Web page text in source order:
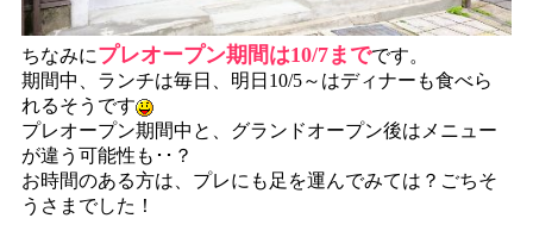
ちなみにプレオープン期間は10/7までです。
期間中、ランチは毎日、明日10/5～はディナーも食べら
れるそうです
プレオープン期間中と、グランドオープン後はメニュー
が違う可能性も･･？
お時間のある方は、プレにも足を運んでみては？ごちそ
うさまでした！